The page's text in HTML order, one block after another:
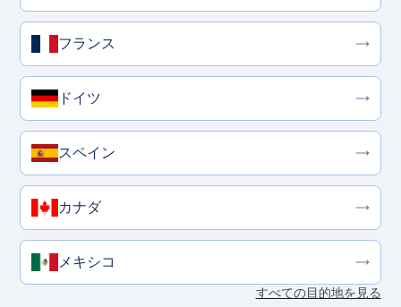
フランス
ドイツ
スペイン
カナダ
メキシコ
すべての目的地を見る